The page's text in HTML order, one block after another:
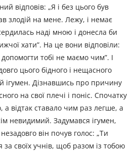
відповів: „Я і без цього був
злодій на мене. Лежу, і немає
наді мною і донесла би
хати”. На це вони відповіли:
тобі не маємо чим”. І
цього бідного і нещасного
ігумен. Дізнавшись про причину
на свої плечі і поніс. Спочатку
а відтак ставало чим раз легше, а
невидимий. Задумався ігумен,
він почув голос: „Ти
своїх учнів, щоб разом із тобою